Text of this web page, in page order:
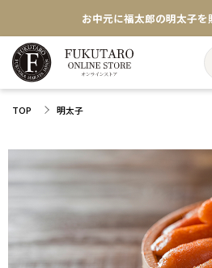
お中元に福太郎の明太子を
★めんべい25周年記念
【色々な味を試したい方へ】
TOP 明太子